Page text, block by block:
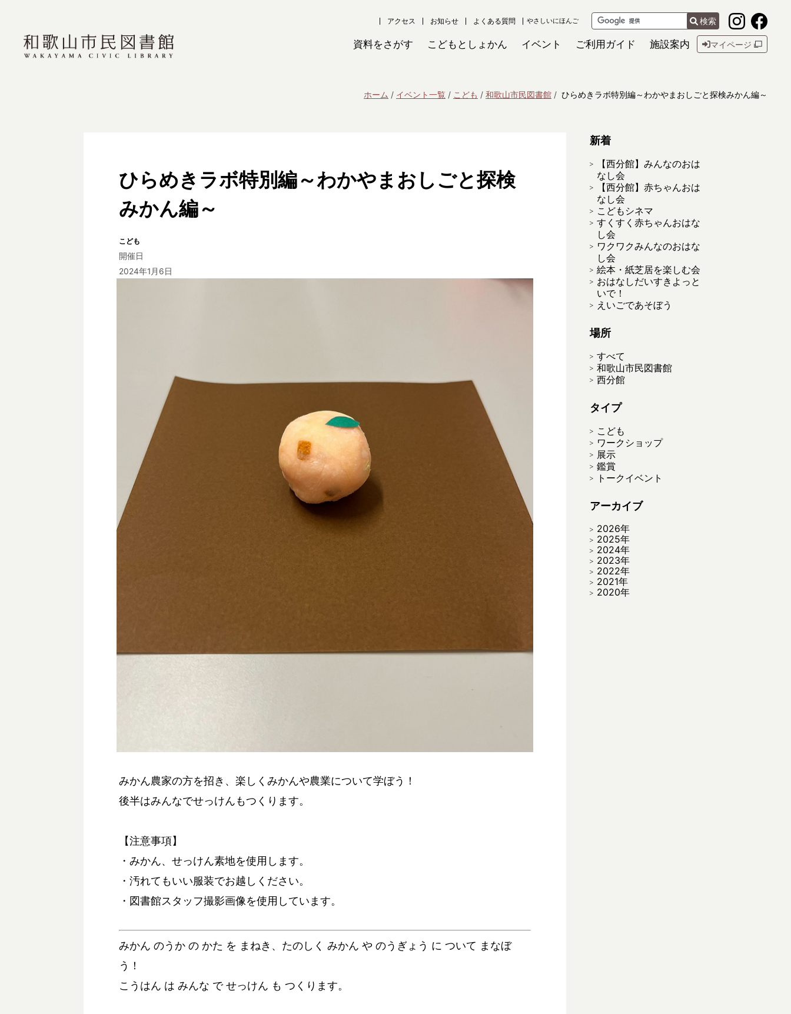
アクセス お知らせ よくある質問 やさしいにほんご 検索
資料をさがす こどもとしょかん イベント ご利用ガイド 施設案内 マイページ
ホーム イベント一覧 こども 和歌山市民図書館 ひらめきラボ特別編～わかやまおしごと探検みかん編～
ひらめきラボ特別編～わかやまおしごと探検
みかん編～
こども
開催日
2024年1月6日
みかん農家の方を招き、楽しくみかんや農業について学ぼう！
後半はみんなでせっけんもつくります。
【注意事項】
・みかん、せっけん素地を使用します。
・汚れてもいい服装でお越しください。
・図書館スタッフ撮影画像を使用しています。
みかん のうか の かた を まねき、たのしく みかん や のうぎょう に ついて まなぼ
う！
こうはん は みんな で せっけん も つくります。
新着
【西分館】みんなのおは
なし会
【西分館】赤ちゃんおは
なし会
こどもシネマ
すくすく赤ちゃんおはな
し会
ワクワクみんなのおはな
し会
絵本・紙芝居を楽しむ会
おはなしだいすきよっと
いで！
えいごであそぼう
場所
すべて
和歌山市民図書館
西分館
タイプ
こども
ワークショップ
展示
鑑賞
トークイベント
アーカイブ
2026年
2025年
2024年
2023年
2022年
2021年
2020年